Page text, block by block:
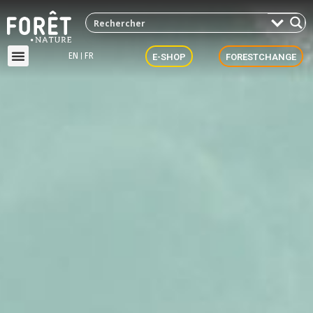
EN FR E-SHOP FORESTCHANGE